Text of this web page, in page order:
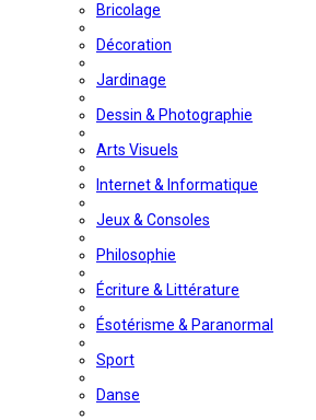
Bricolage
Décoration
Jardinage
Dessin & Photographie
Arts Visuels
Internet & Informatique
Jeux & Consoles
Philosophie
Écriture & Littérature
Ésotérisme & Paranormal
Sport
Danse